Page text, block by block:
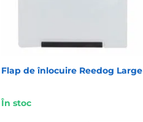
Flap de înlocuire Reedog Large
În stoc